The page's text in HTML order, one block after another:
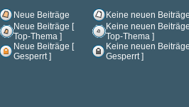
Neue Beiträge
Keine neuen
Neue Beiträge [
Top-Thema ]
Keine neuen
Top-Thema ]
Neue Beiträge [
Gesperrt ]
Keine neuen
Gesperrt ]